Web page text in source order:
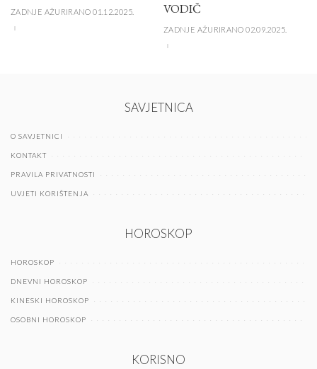
ZADNJE AŽURIRANO 01.12.2025.
VODIČ
ZADNJE AŽURIRANO 02.09.2025.
SAVJETNICA
O SAVJETNICI
KONTAKT
PRAVILA PRIVATNOSTI
UVJETI KORIŠTENJA
HOROSKOP
HOROSKOP
DNEVNI HOROSKOP
KINESKI HOROSKOP
OSOBNI HOROSKOP
KORISNO